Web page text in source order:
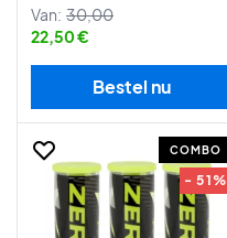
Van: 30,00
22,50 €
Bestel nu
COMBO
- 51%